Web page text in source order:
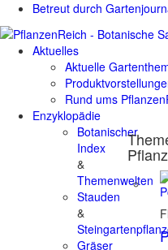
Betreut durch
Aktuelles
Aktuelle
Rund ums
Enzyklopädie
Botanischer
Index
&
Themenwelten
Stauden
&
Gräser